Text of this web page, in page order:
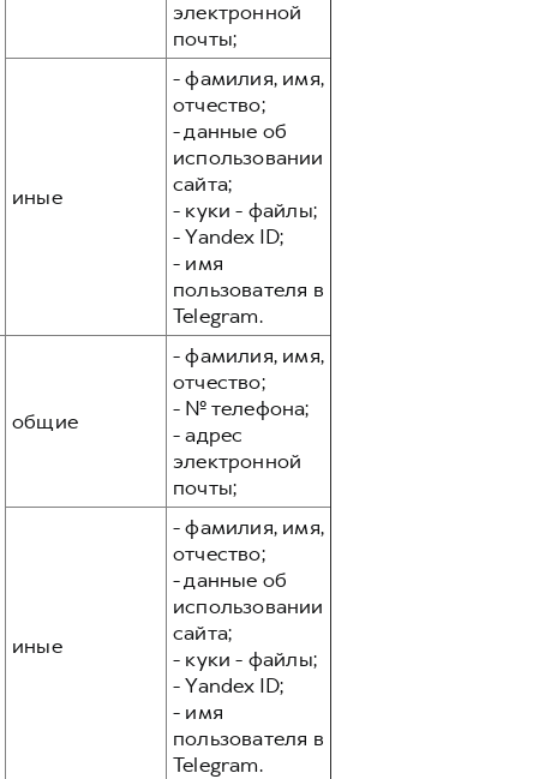
электронной
почты;
иные
- фамилия, имя,
отчество;
- данные об
использовании
сайта;
- куки - файлы;
- Yandex ID;
- имя
пользователя в
Telegram.
общие
- фамилия, имя,
отчество;
- № телефона;
- адрес
электронной
почты;
иные
- фамилия, имя,
отчество;
- данные об
использовании
сайта;
- куки - файлы;
- Yandex ID;
- имя
пользователя в
Telegram.